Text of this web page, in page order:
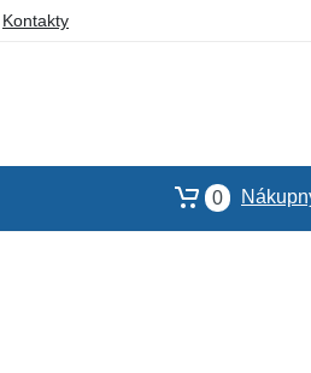
Kontakty
0